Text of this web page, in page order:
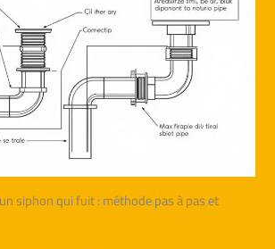
siphon qui fuit : méthode pas à pas et